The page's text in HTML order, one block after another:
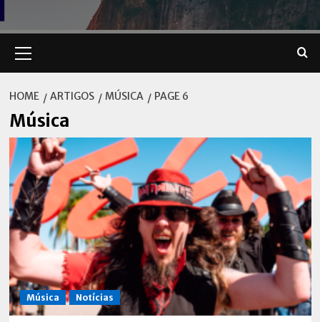
Menu
HOME ARTIGOS MÚSICA PAGE 6
Música
Música Notícias